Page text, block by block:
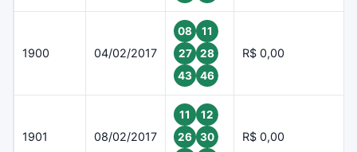
1900 04/02/2017
08
11
27
28
43
46
R$ 0,00
1901 08/02/2017
11
12
26
30
R$ 0,00